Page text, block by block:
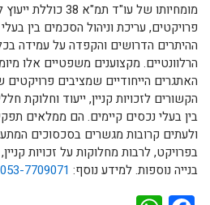
מומחיותו של עו"ד
פרויקטים, עריכת וניהול הסכמים בין
ההיתרים הדרושים והקפדה על עמידה
הרלוונטיים. מקצוענים משפטיים אלו
הקשורים לזכויות קניין, ייעוד וחלוקת
בין בעלי נכסים קיימים. הם ממלאים
ולעתים קרובות מגשרים בסכסוכים
בפרויקט, לרבות מחלוקות על זכויות
בנייה נוספות. למידע נוסף: 053-7709071